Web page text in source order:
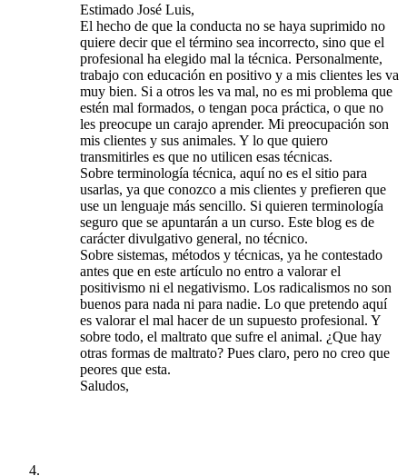
Estimado José Luis,
El hecho de que la conducta no se haya suprimido no
quiere decir que el término sea incorrecto, sino que el
profesional ha elegido mal la técnica. Personalmente,
trabajo con educación en positivo y a mis clientes les va
muy bien. Si a otros les va mal, no es mi problema que
estén mal formados, o tengan poca práctica, o que no
les preocupe un carajo aprender. Mi preocupación son
mis clientes y sus animales. Y lo que quiero
transmitirles es que no utilicen esas técnicas.
Sobre terminología técnica, aquí no es el sitio para
usarlas, ya que conozco a mis clientes y prefieren que
use un lenguaje más sencillo. Si quieren terminología
seguro que se apuntarán a un curso. Este blog es de
carácter divulgativo general, no técnico.
Sobre sistemas, métodos y técnicas, ya he contestado
antes que en este artículo no entro a valorar el
positivismo ni el negativismo. Los radicalismos no son
buenos para nada ni para nadie. Lo que pretendo aquí
es valorar el mal hacer de un supuesto profesional. Y
sobre todo, el maltrato que sufre el animal. ¿Que hay
otras formas de maltrato? Pues claro, pero no creo que
peores que esta.
Saludos,